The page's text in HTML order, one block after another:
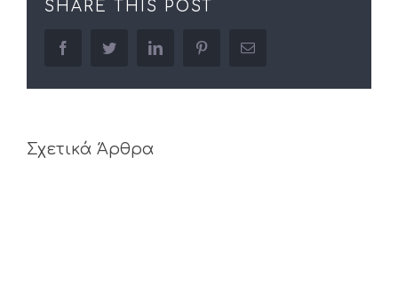
SHARE THIS POST
facebooktwitter linkedin pinterestEmail
Σχετικά Άρθρα